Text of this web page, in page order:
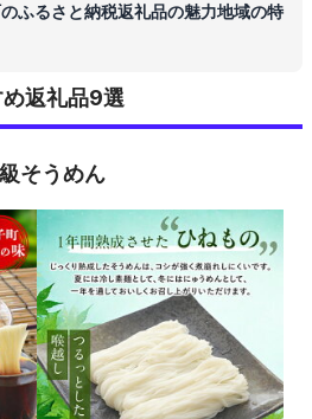
ふるさと納税返礼品の魅力地域の特
返礼品9選
そうめん